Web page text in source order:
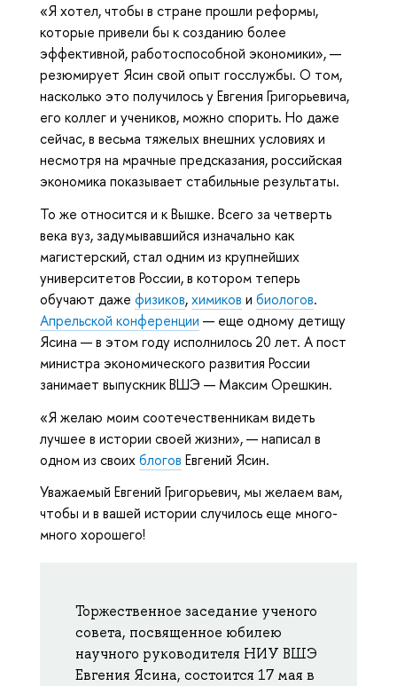
«Я хотел, чтобы в стране прошли реформы,
которые привели бы к созданию более
эффективной, работоспособной экономики», —
резюмирует Ясин свой опыт госслужбы. О том,
насколько это получилось у Евгения Григорьевича,
его коллег и учеников, можно спорить. Но даже
сейчас, в весьма тяжелых внешних условиях и
несмотря на мрачные предсказания, российская
экономика показывает стабильные результаты.
То же относится и к Вышке. Всего за четверть
века вуз, задумывавшийся изначально как
магистерский, стал одним из крупнейших
университетов России, в котором теперь
обучают даже физиков,химиков и биологов.
Апрельской конференции — еще одному детищу
Ясина — в этом году исполнилось 20 лет. А пост
министра экономического развития России
занимает выпускник ВШЭ — Максим Орешкин.
«Я желаю моим соотечественникам видеть
лучшее в истории своей жизни», — написал в
одном из своихблогов Евгений Ясин.
Уважаемый Евгений Григорьевич, мы желаем вам,
чтобы и в вашей истории случилось еще много-
много хорошего!
Торжественное заседание ученого
совета, посвященное юбилею
научного руководителя НИУ ВШЭ
Евгения Ясина, состоится 17 мая в